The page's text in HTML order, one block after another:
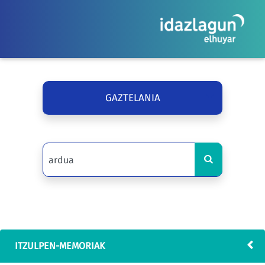
GAZTELANIA
ITZULPEN-MEMORIAK